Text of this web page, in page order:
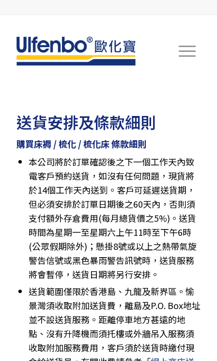
送貨安排及條款細則
購買床褥 / 梳化 / 梳化床 條款細則
本公司將於訂單確認後之下一個工作天內致
電客戶預約送貨，如沒有任何問題，現貨將
於14個工作天內送到。客戶可延遲送貨期，
但必須安排於訂單日期後之60天內，否則須
支付額外存倉費用(每月總貨價之5%)。送貨
時間為星期一至星期六上午11時至下午6時
(公眾假期除外)；懸掛8號或以上之熱帶氣旋
警告信號或黑色暴雨警告訊號時，送貨服務
將會暫停，送貨日期將另行安排。
送貨範圍僅限於香港島、九龍及新界區。愉
景灣須收取附加送貨費，離島及P.O. Box地址
並不設送貨服務。距離停車地方甚遠的地
點、沒有升降機而須托樓或外牆吊入服務須
收取附加服務費用，客戶須於送貨時繳付現